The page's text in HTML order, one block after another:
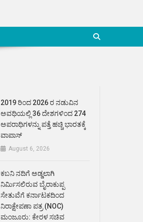
2019 ರಿಂದ 2026 ರ ನಡುವಿನ
ಅವಧಿಯಲ್ಲಿ 36 ದೇಶಗಳಿಂದ 274
ಅಪರಾಧಿಗಳನ್ನು ಪತ್ತೆ ಹಚ್ಚಿ ಭಾರತಕ್ಕೆ
ವಾಪಾಸ್
August 6, 2026
ಕಬನಿ ನದಿಗೆ ಅಡ್ಡಲಾಗಿ
ನಿರ್ಮಿಸಲಿರುವ ಬೈರಾಕುಪ್ಪ
ಸೇತುವೆಗೆ ಕರ್ನಾಟಕದಿಂದ
ನಿರಾಕ್ಷೇಪಣಾ ಪತ್ರ (NOC)
ಮಂಜೂರು: ಕೇರಳ ಸಚಿವ